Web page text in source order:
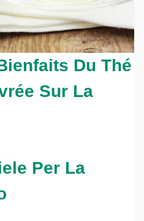
Du Thé
Sur La
Per La